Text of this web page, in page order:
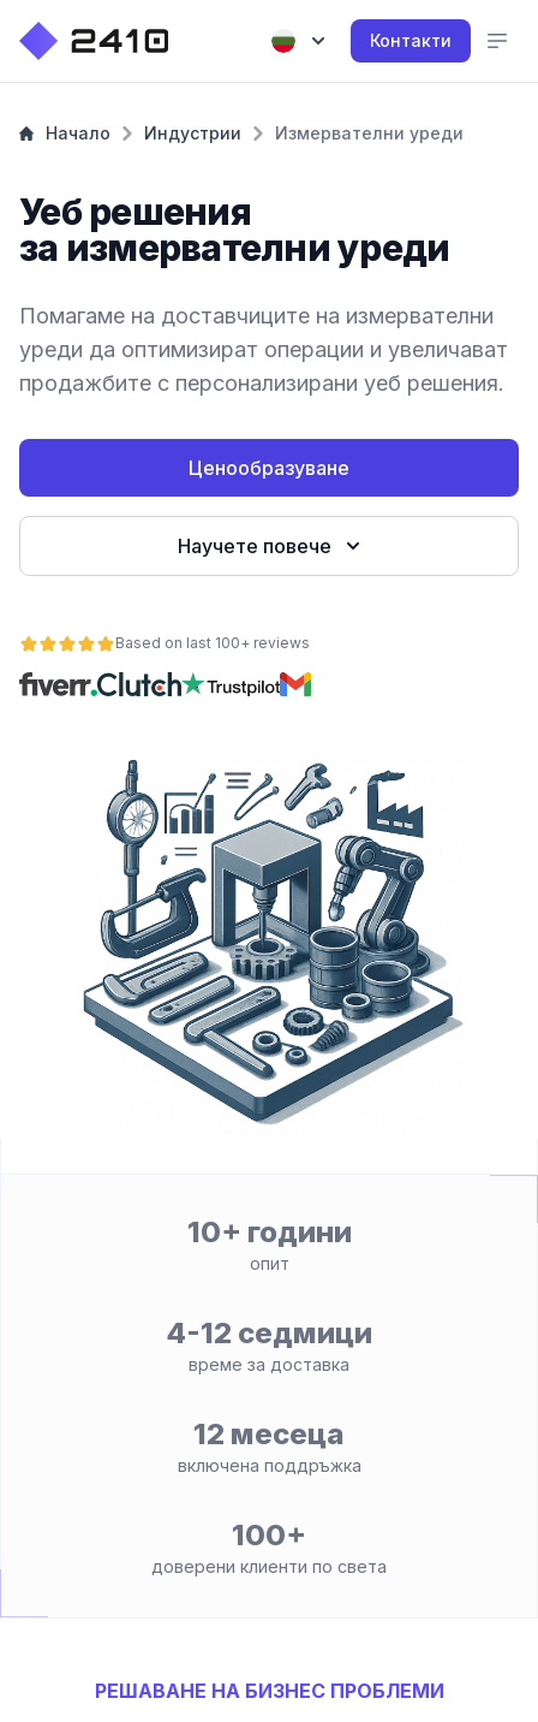
Контакти
Начало Индустрии Измервателни уреди
Уеб решения
за измервателни уреди
Помагаме на доставчиците на измервателни
уреди да оптимизират операции и увеличават
продажбите с персонализирани уеб решения.
Ценообразуване
Научете повече
Based on last 100+ reviews
10+ години
опит
4-12 седмици
време за доставка
12 месеца
включена поддръжка
100+
доверени клиенти по света
РЕШАВАНЕ НА БИЗНЕС ПРОБЛЕМИ